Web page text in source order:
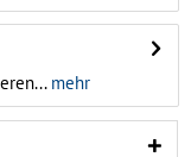
mehr